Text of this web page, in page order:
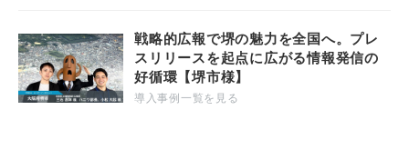
戦略的広報で堺の魅力を全国へ。プレ
スリリースを起点に広がる情報発信の
好循環【堺市様】
導入事例一覧を見る